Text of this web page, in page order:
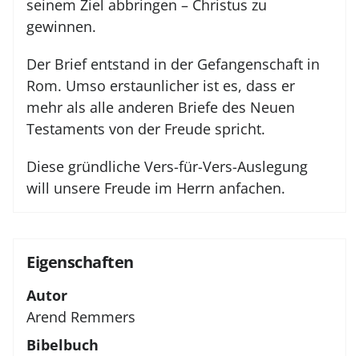
seinem Ziel abbringen – Christus zu
gewinnen.
Der Brief entstand in der Gefangenschaft in
Rom. Umso erstaunlicher ist es, dass er
mehr als alle anderen Briefe des Neuen
Testaments von der Freude spricht.
Diese gründliche Vers-für-Vers-Auslegung
will unsere Freude im Herrn anfachen.
Eigenschaften
Autor
Arend Remmers
Bibelbuch